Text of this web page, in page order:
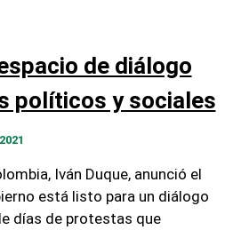
de diálogo
políticos y sociales
Iván Duque, anunció el
está listo para un diálogo
días de protestas que